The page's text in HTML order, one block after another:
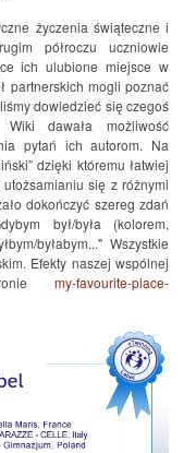
życzenia świąteczne i
półroczu uczniowie
ich ulubione miejsce w
partnerskich mogli poznać
dowiedzieć się czegoś
dawała możliwość
pytań ich autorom. Na
dzięki któremu łatwiej
się z różnymi
dokończyć szereg zdań
był/była (kolorem,
byłabym..." Wszystkie
Efekty naszej wspólnej
my-favourite-place-